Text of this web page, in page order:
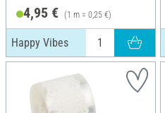
4,95 € (1 m = 0,25 €)
Happy Vibes